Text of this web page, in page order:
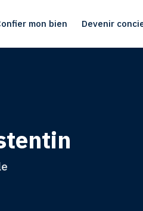
mon bien Devenir